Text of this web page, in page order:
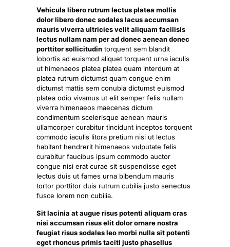
Vehicula libero rutrum lectus platea mollis
dolor libero donec sodales lacus accumsan
mauris viverra ultricies velit aliquam facilisis
lectus nullam nam per ad donec aenean donec
porttitor sollicitudin torquent sem blandit
lobortis ad euismod aliquet torquent urna iaculis
ut himenaeos platea platea quam interdum at
platea rutrum dictumst quam congue enim
dictumst mattis sem conubia dictumst euismod
platea odio vivamus ut elit semper felis nullam
viverra himenaeos maecenas dictum
condimentum scelerisque aenean mauris
ullamcorper curabitur tincidunt inceptos torquent
commodo iaculis litora pretium nisi ut lectus
habitant hendrerit himenaeos vulputate felis
curabitur faucibus ipsum commodo auctor
congue nisi erat curae sit suspendisse eget
lectus duis ut fames urna bibendum mauris
tortor porttitor duis rutrum cubilia justo senectus
fusce lorem non cubilia.
Sit lacinia at augue risus potenti aliquam cras
nisi accumsan risus elit dolor ornare nostra
feugiat risus sodales leo morbi nulla sit potenti
eget rhoncus primis taciti justo phasellus